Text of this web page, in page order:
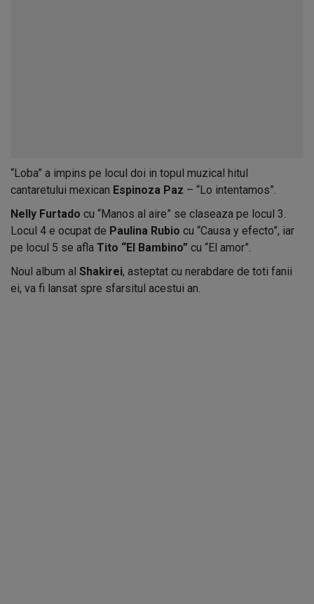
“Loba” a impins pe locul doi in topul muzical hitul
cantaretului mexican Espinoza Paz – “Lo intentamos”.
Nelly Furtado cu “Manos al aire” se claseaza pe locul 3.
Locul 4 e ocupat de Paulina Rubio cu “Causa y efecto”, iar
pe locul 5 se afla Tito “El Bambino” cu “El amor”.
Noul album al Shakirei, asteptat cu nerabdare de toti fanii
ei, va fi lansat spre sfarsitul acestui an.